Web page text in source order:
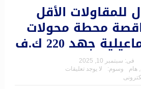
للمقاولات الأقل
محطة محولات
جهد 220 ك.ف
فى: سبتمبر 10, 2025
, هام وسوم:
لا يوجد تعليقات